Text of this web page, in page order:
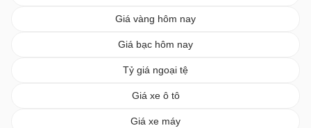
Giá vàng hôm nay
Giá bạc hôm nay
Tỷ giá ngoại tệ
Giá xe ô tô
Giá xe máy